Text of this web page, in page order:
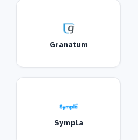
Granatum
Sympla